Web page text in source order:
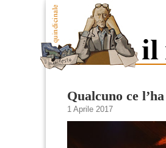
Qualcuno ce
1 Aprile 2017